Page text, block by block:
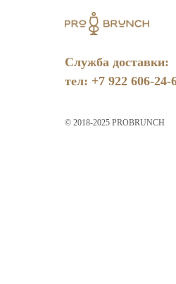
Служба доставки:
тел: +7 922 606-24-
© 2018-2025 PROBRUNCH